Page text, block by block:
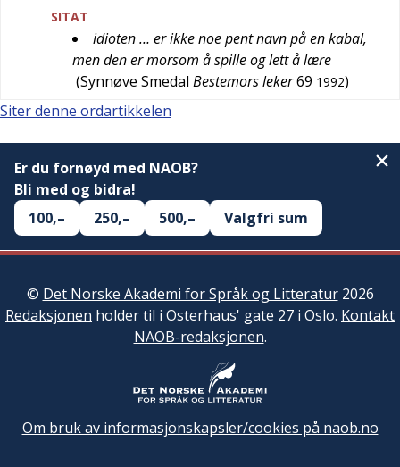
SITAT
idioten … er ikke noe pent navn på en kabal,
men den er morsom å spille og lett å lære
(Synnøve Smedal Bestemors leker69 1992)
Siter denne ordartikkelen
Er du fornøyd med NAOB?
Bli med og bidra!
100,–
250,– 500,– Valgfri sum
© Det Norske Akademi for Språk og Litteratur2026
Redaksjonen holder til i Osterhaus' gate 27 i Oslo. Kontakt
NAOB-redaksjonen.
Om bruk av informasjonskapsler/cookies på naob.no